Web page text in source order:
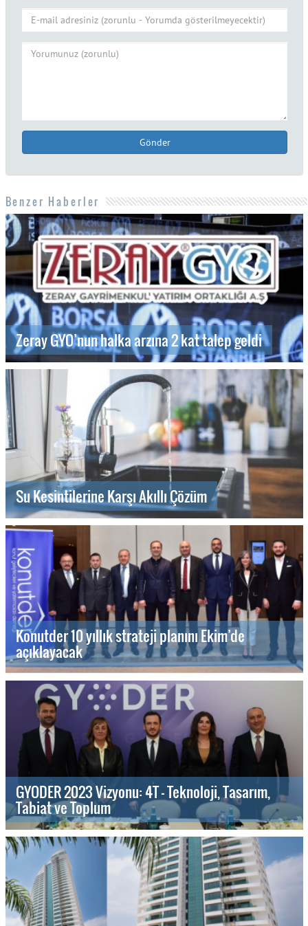
Gönder
Benzer Haberler
Zeray GYO’nun halka arzına 2 kat talep geldi
Su Kesintilerine Karşı Akıllı Çözüm
Konutder 10 yıllık strateji planını Ekim’de
açıklayacak
GYODER 2023 Vizyonu: 4T - Teknoloji, Tasarım,
Tabiat ve Toplum